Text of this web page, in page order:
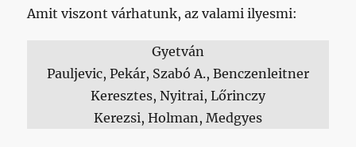
Amit viszont várhatunk, az valami ilyesmi:
Gyetván
Pauljevic, Pekár, Szabó A., Benczenleitner
Keresztes, Nyitrai, Lőrinczy
Kerezsi, Holman, Medgyes